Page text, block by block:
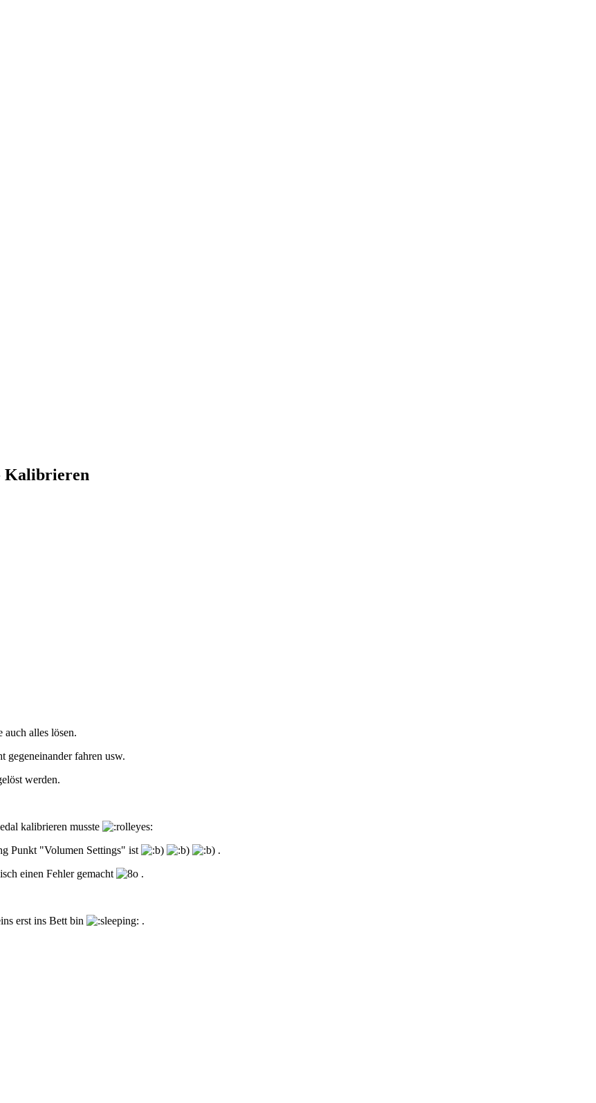
Kalibrieren
auch alles lösen.
gegeneinander fahren usw.
werden.
kalibrieren musste
Punkt "Volumen Settings" ist
.
einen Fehler gemacht
.
erst ins Bett bin
.